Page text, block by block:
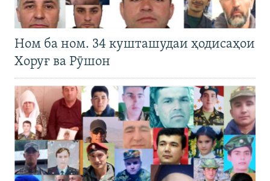
Ном ба ном. 34 кушташудаи ҳодисаҳои
Хоруғ ва Рӯшон